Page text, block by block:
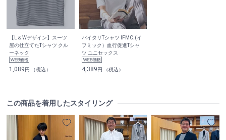
【L＆Wデザイン】スーツ
屋の仕立てたTシャツ クル
ーネック
1,089円 （税込）
バイタリTシャツ IFMC.(イ
フミック）血行促進Tシャ
ツ ユニセックス
4,389円 （税込）
この商品を着用したスタイリング